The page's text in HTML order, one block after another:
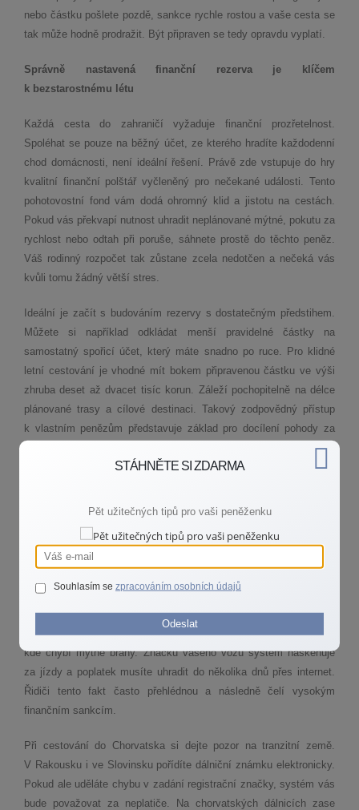
nebo částku pošlete pozdě, sankce rychle rostou a vaše cesta se
tak může hodně prodražit. Být připraven se tedy opravdu vyplatí.
Správně nastavená finanční rezerva je klíčem
k bezstarostnému létu
Každá cesta do zahraničí vyžaduje finanční prozřetelnost.
Spoléhat se pouze na běžný účet, ze kterého hradíte každodenní
chod domácnosti, není ideální řešení. Právě zde vstupuje do hry
kvalitní finanční polštář vyčleněný pro nečekané události. Tento
pohotovostní fond vám dodá ohromný klid a jistotu na cestách.
Pokud vás překvapí nutnost uhradit neplánované mýtné, pokutu za
rychlost nebo odtah při poruše, sáhnete prostě do těchto peněz.
Váš rodinný rozpočet tak zůstane zcela nedotčen a nečeká vás
kvůli tomu žádný větší stres.
Ideální je začít s budováním rezervy s dostatečným předstihem.
Můžete si například odkládat menší pravidelné částky na
samostatný spořicí účet, který máte snadno po ruce. Pro klidné
letní cestování je vhodné mít bokem připravenou částku ve výši
zhruba deset až dvacet tisíc korun. Záleží pochopitelně na délce
plánované trasy a cílové destinaci. Takový zodpovědný přístup
k vlastním penězům představuje základ pro docílení pohody za
volantem. S dobře promyšlenou rezervou si svou dovolenou
Při cestě do oblíbené Itálie narazíte na situace, které dokážou
s omezeným provozem v centrech měst. Vjezd do nich je bez
speciálního povolení přísně zakázán a kamery vše automaticky
zaznamenají. Další specialitou jsou dálnice s volným průjezdem,
kde chybí mýtné brány. Značku vašeho vozu systém naskenuje
za jízdy a poplatek musíte uhradit do několika dnů přes internet.
Řidiči tento fakt často přehlédnou a následně čelí vysokým
finančním sankcím.
Při cestování do Chorvatska si dejte pozor na tranzitní země.
V Rakousku i ve Slovinsku pořídíte dálniční známku elektronicky.
Pokud ale uděláte chybu v zadání registrační značky, systém vás
bude považovat za neplatiče. Na chorvatských dálnicích zase
STÁHNĚTE SI ZDARMA
Pět užitečných tipů pro vaši peněženku
Souhlasím se zpracováním osobních údajů
Odeslat